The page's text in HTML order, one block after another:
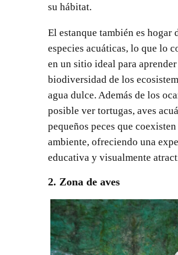
su hábitat.
El estanque también es hogar
especies acuáticas, lo que lo
en un sitio ideal para
biodiversidad de los
agua dulce. Además de los
posible ver tortugas, aves
pequeños peces que coexisten
ambiente, ofreciendo una
educativa y visualmente
2. Zona de aves